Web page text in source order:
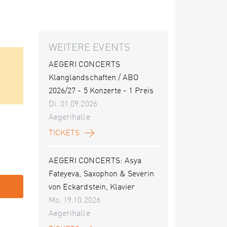
WEITERE EVENTS
AEGERI CONCERTS
Klanglandschaften / ABO
2026/27 - 5 Konzerte - 1 Preis
Di. 01.09.2026
Aegerihalle
TICKETS
AEGERI CONCERTS: Asya
Fateyeva, Saxophon & Severin
von Eckardstein, Klavier
Mo. 19.10.2026
Aegerihalle